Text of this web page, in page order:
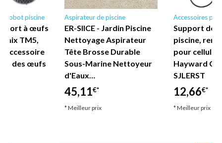
robot piscine
à œufs
TM5,
Accessoire
des œufs
Aspirateur de piscine
ER-SIICE - Jardin Piscine
Nettoyage Aspirateur
Tête Brosse Durable
Sous-Marine Nettoyeur
d'Eaux…
45,11€*
* Meilleur prix
Accessoires
Support de
piscine,
pour
Hayward
SJLERST
12,66€*
* Meilleur prix